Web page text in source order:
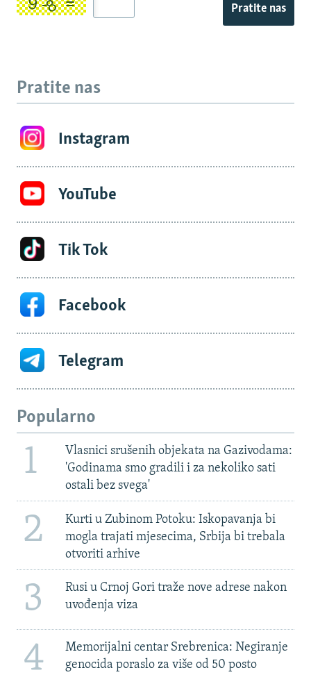
Pratite nas
Pratite nas
Instagram
YouTube
Tik Tok
Facebook
Telegram
Popularno
1
Vlasnici srušenih objekata na Gazivodama:
'Godinama smo gradili i za nekoliko sati
ostali bez svega'
2
Kurti u Zubinom Potoku: Iskopavanja bi
mogla trajati mjesecima, Srbija bi trebala
otvoriti arhive
3
Rusi u Crnoj Gori traže nove adrese nakon
uvođenja viza
4
Memorijalni centar Srebrenica: Negiranje
genocida poraslo za više od 50 posto